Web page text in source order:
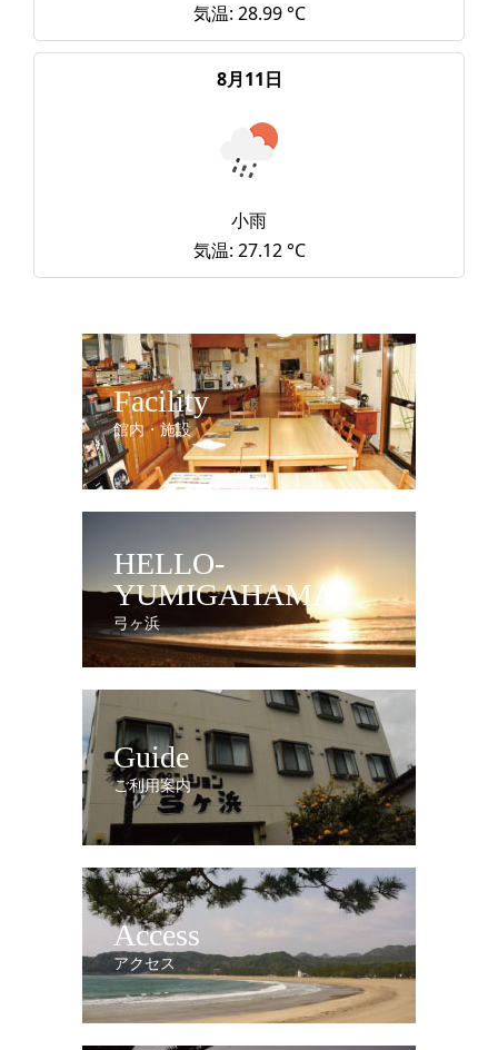
気温: 28.99 °C
8月11日
小雨
気温: 27.12 °C
Facility
館内・施設
HELLO-
YUMIGAHAMA
弓ヶ浜
Guide
ご利用案内
Access
アクセス